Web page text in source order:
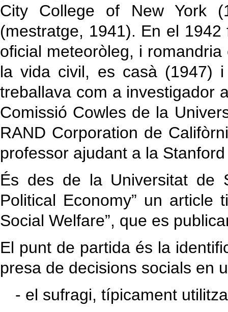
City College of New York
(mestratge, 1941). En el
oficial meteoròleg, i
la vida civil, es casà (1947)
treballava com a investigador
Comissió Cowles de la
RAND Corporation de
professor ajudant a la
És des de la Universitat de
Political Economy” un article
Social Welfare”, que es
El punt de partida és la
presa de decisions socials en
- el sufragi, típicament